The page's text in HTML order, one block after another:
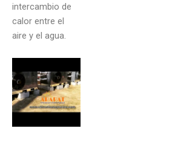
intercambio de
calor entre el
aire y el agua.